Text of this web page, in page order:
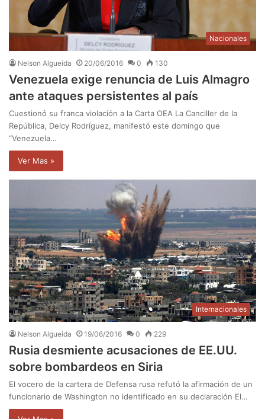
Nacionales
Nelson Algueida 20/06/2016 0 130
Venezuela exige renuncia de Luis Almagro
ante ataques persistentes al país
Cuestionó su franca violación a la Carta OEA La Canciller de la
República, Delcy Rodríguez, manifestó este domingo que
“Venezuela…
Ver Mas »
Internacionales
Nelson Algueida 19/06/2016 0 229
Rusia desmiente acusaciones de EE.UU.
sobre bombardeos en Siria
El vocero de la cartera de Defensa rusa refutó la afirmación de un
funcionario de Washington no identificado en su declaración El…